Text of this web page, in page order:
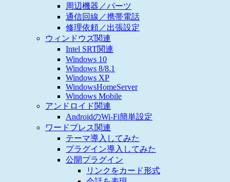
周辺機器／パーツ
通信回線／携帯電話
修理依頼／出張設定
ウィンドウズ関連
Intel SRT関連
Windows 10
Windows 8/8.1
Windows XP
WindowsHomeServer
Windows Mobile
アンドロイド関連
AndroidのWi-Fi簡単設定
ワードプレス関連
テーマ導入してみた
プラグイン導入してみた
公開プラグイン
リンクをカード形式